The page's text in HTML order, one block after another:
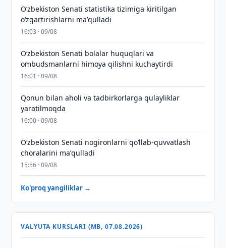
Oʻzbekiston Senati statistika tizimiga kiritilgan
oʻzgartirishlarni maʼqulladi
16:03 · 09/08
Oʻzbekiston Senati bolalar huquqlari va
ombudsmanlarni himoya qilishni kuchaytirdi
16:01 · 09/08
Qonun bilan aholi va tadbirkorlarga qulayliklar
yaratilmoqda
16:00 · 09/08
Oʻzbekiston Senati nogironlarni qoʻllab-quvvatlash
choralarini maʼqulladi
15:56 · 09/08
Ko'proq yangiliklar →
VALYUTA KURSLARI (MB, 07.08.2026)